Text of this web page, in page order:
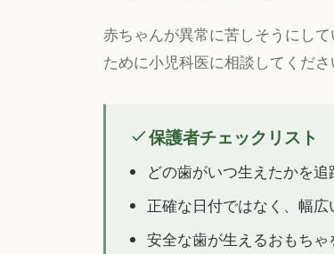
赤ちゃんが異常に苦しそうにし
ために小児科医に相談してくださ
保護者チェックリスト
どの歯がいつ生えたかを追
正確な日付ではなく、幅広
安全な歯が生えるおもちゃ